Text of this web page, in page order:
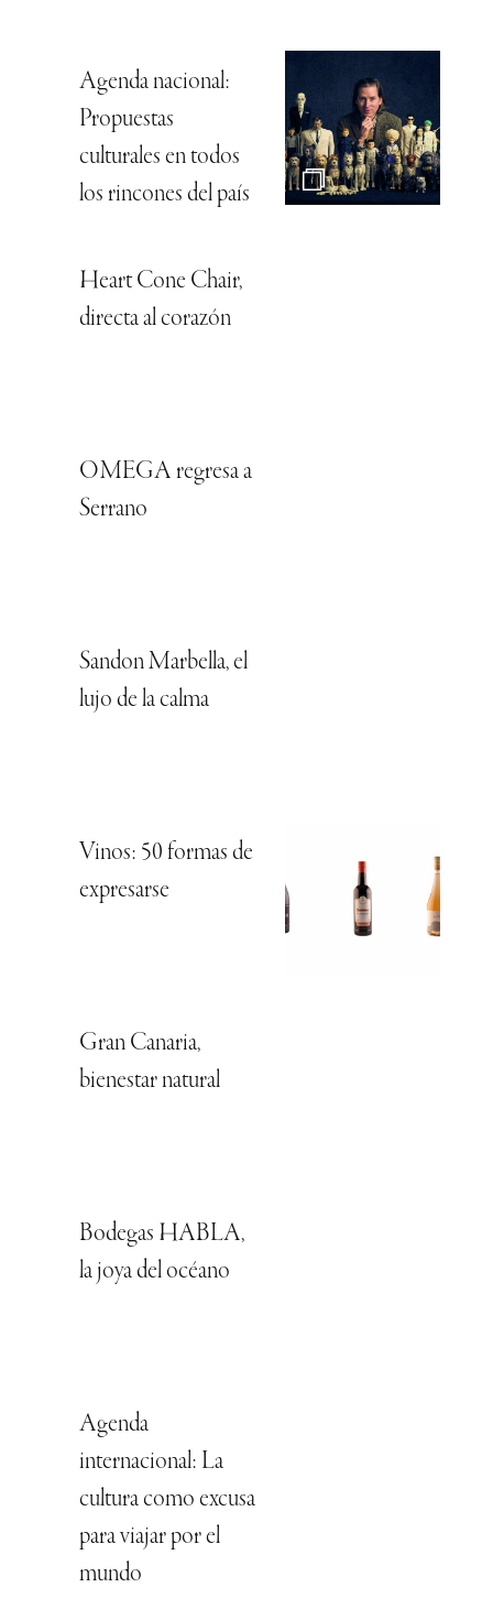
Agenda nacional:
Propuestas
culturales en todos
los rincones del país
Heart Cone Chair,
directa al corazón
OMEGA regresa a
Serrano
Sandon Marbella, el
lujo de la calma
Vinos: 50 formas de
expresarse
Gran Canaria,
bienestar natural
Bodegas HABLA,
la joya del océano
Agenda
internacional: La
cultura como excusa
para viajar por el
mundo